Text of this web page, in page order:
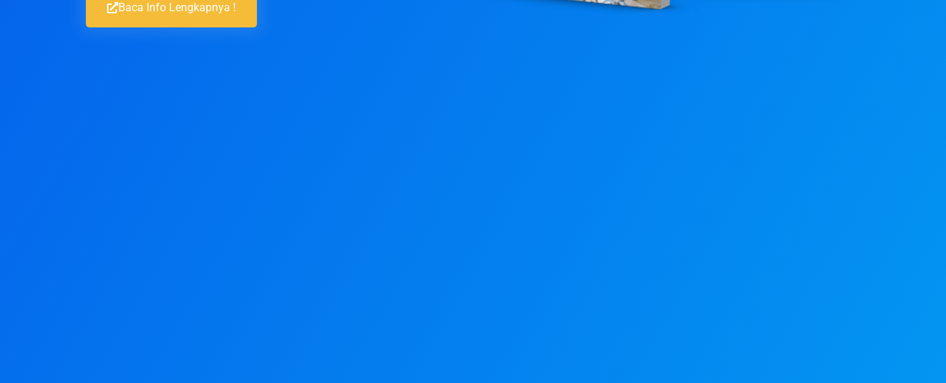
Baca Info Lengkapnya !